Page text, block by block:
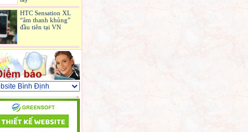
HTC Sensation XL
“âm thanh khủng”
đầu tiên tại VN
Máy ảnh không cần
lấy nét đầu tiên ra
mắt, giá 399 USD
iPhone 4S bản quốc
tế có mặt ở Sài Gòn
6 laptop hấp dẫn
được bán ở Việt Nam
trong tháng 9